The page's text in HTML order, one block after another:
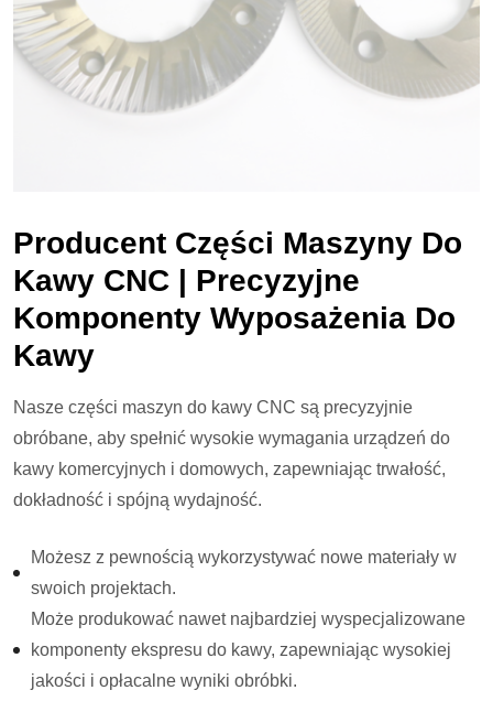
Producent Części Maszyny Do
Kawy CNC | Precyzyjne
Komponenty Wyposażenia Do
Kawy
Nasze części maszyn do kawy CNC są precyzyjnie
obróbane, aby spełnić wysokie wymagania urządzeń do
kawy komercyjnych i domowych, zapewniając trwałość,
dokładność i spójną wydajność.
Możesz z pewnością wykorzystywać nowe materiały w
swoich projektach.
Może produkować nawet najbardziej wyspecjalizowane
komponenty ekspresu do kawy, zapewniając wysokiej
jakości i opłacalne wyniki obróbki.